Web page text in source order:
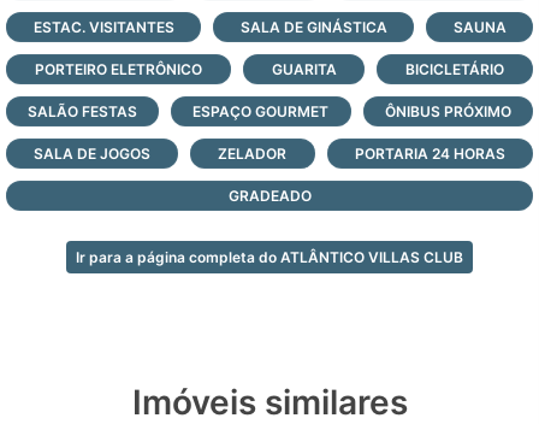
ESTAC. VISITANTES SALA DE GINÁSTICA SAUNA
PORTEIRO ELETRÔNICO GUARITA BICICLETÁRIO
SALÃO FESTAS ESPAÇO GOURMET ÔNIBUS PRÓXIMO
SALA DE JOGOS ZELADOR PORTARIA 24 HORAS
GRADEADO
Ir para a página completa do ATLÂNTICO VILLAS CLUB
Imóveis similares